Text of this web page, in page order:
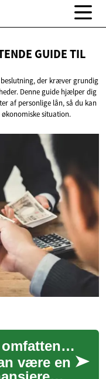
GUIDETIL
der kræver grundig
Denne guide hjælper dig
af personlige lån, så du kan
situation.
Personlige lån: En omfattende guide til låntagning i Danmark
være en